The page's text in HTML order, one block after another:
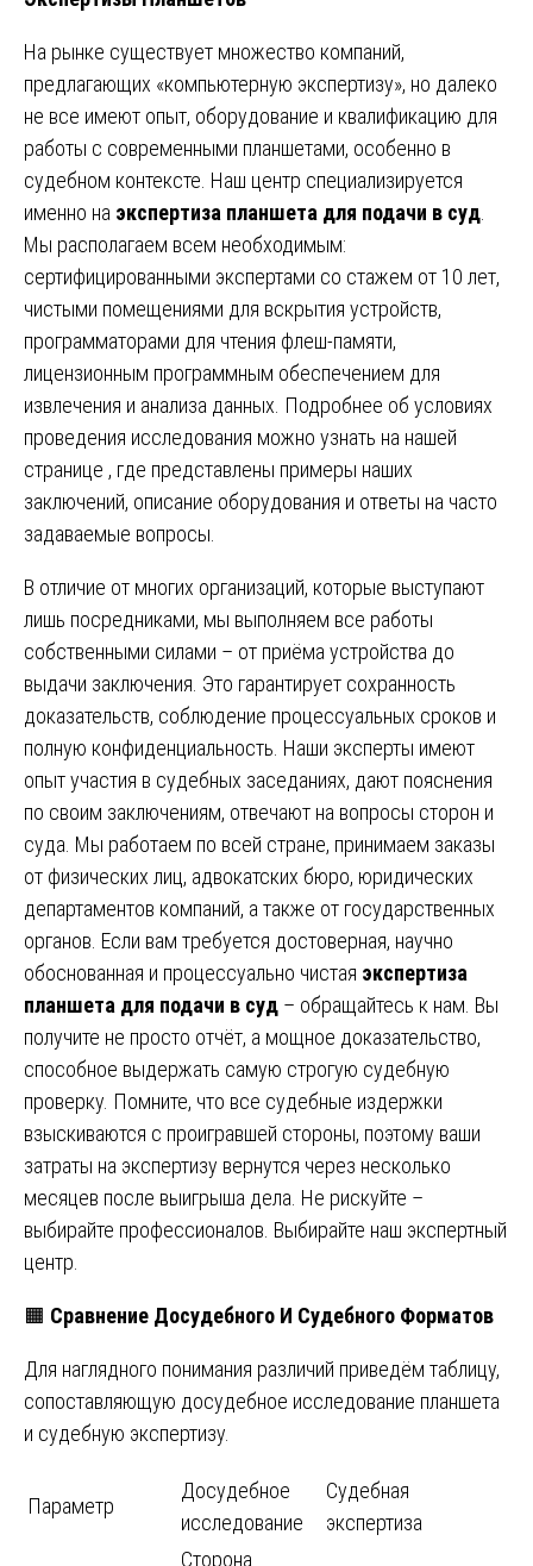
На рынке существует множество компаний,
предлагающих «компьютерную экспертизу», но далеко
не все имеют опыт, оборудование и квалификацию для
работы с современными планшетами, особенно в
судебном контексте. Наш центр специализируется
именно на экспертиза планшета для подачи в суд
Мы располагаем всем необходимым:
сертифицированными экспертами со стажем от 10 лет,
чистыми помещениями для вскрытия устройств,
программаторами для чтения флеш-памяти,
лицензионным программным обеспечением для
извлечения и анализа данных. Подробнее об условиях
проведения исследования можно узнать на нашей
странице , где представлены примеры наших
заключений, описание оборудования и ответы на часто
задаваемые вопросы.
В отличие от многих организаций, которые выступают
лишь посредниками, мы выполняем все работы
собственными силами – от приёма устройства до
выдачи заключения. Это гарантирует сохранность
доказательств, соблюдение процессуальных сроков и
полную конфиденциальность. Наши эксперты имеют
опыт участия в судебных заседаниях, дают пояснения
по своим заключениям, отвечают на вопросы сторон и
суда. Мы работаем по всей стране, принимаем заказы
от физических лиц, адвокатских бюро, юридических
департаментов компаний, а также от государственных
органов. Если вам требуется достоверная, научно
обоснованная и процессуально чистая экспертиза
планшета для подачи в суд – обращайтесь к нам. Вы
получите не просто отчёт, а мощное доказательство,
способное выдержать самую строгую судебную
проверку. Помните, что все судебные издержки
взыскиваются с проигравшей стороны, поэтому ваши
затраты на экспертизу вернутся через несколько
месяцев после выигрыша дела. Не рискуйте –
выбирайте профессионалов. Выбирайте наш экспертный
центр.
🟧 Сравнение Досудебного И Судебного Форматов
Для наглядного понимания различий приведём таблицу,
сопоставляющую досудебное исследование планшета
и судебную экспертизу.
Параметр
Досудебное
исследование
Судебная
экспертиза
Сторона